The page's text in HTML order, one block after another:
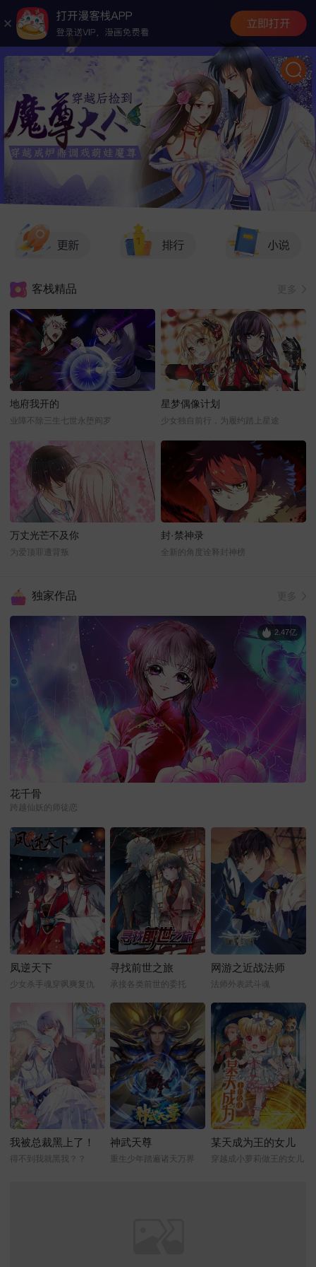
客栈精品
地府我开的
业障不除三生七世永堕阎罗
星梦偶像计划
少女独自前行，为履约踏上星途
万丈光芒不及你
为爱顶罪遭背叛
封·禁神录
全新的角度诠释封神榜
独家作品
花千骨
跨越仙妖的师徒恋
2.47亿
凤逆天下
少女杀手魂穿飒爽复仇
寻找前世之旅
承接各类前世的委托
网游之近战法师
法师外表武斗魂
我被总裁黑上了！
得不到我就黑我？？
神武天尊
重生少年踏遍诸天万界
某天成为王的女儿
穿越成小萝莉做王的女儿